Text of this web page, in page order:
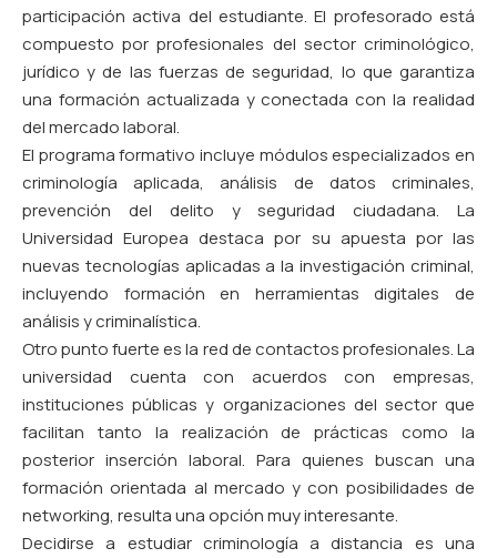
participación activa del estudiante. El profesorado está
compuesto por profesionales del sector criminológico,
jurídico y de las fuerzas de seguridad, lo que garantiza
una formación actualizada y conectada con la realidad
del mercado laboral.
El programa formativo incluye módulos especializados en
criminología aplicada, análisis de datos criminales,
prevención del delito y seguridad ciudadana. La
Universidad Europea destaca por su apuesta por las
nuevas tecnologías aplicadas a la investigación criminal,
incluyendo formación en herramientas digitales de
análisis y criminalística.
Otro punto fuerte es la red de contactos profesionales. La
universidad cuenta con acuerdos con empresas,
instituciones públicas y organizaciones del sector que
facilitan tanto la realización de prácticas como la
posterior inserción laboral. Para quienes buscan una
formación orientada al mercado y con posibilidades de
networking, resulta una opción muy interesante.
Decidirse a estudiar criminología a distancia es una